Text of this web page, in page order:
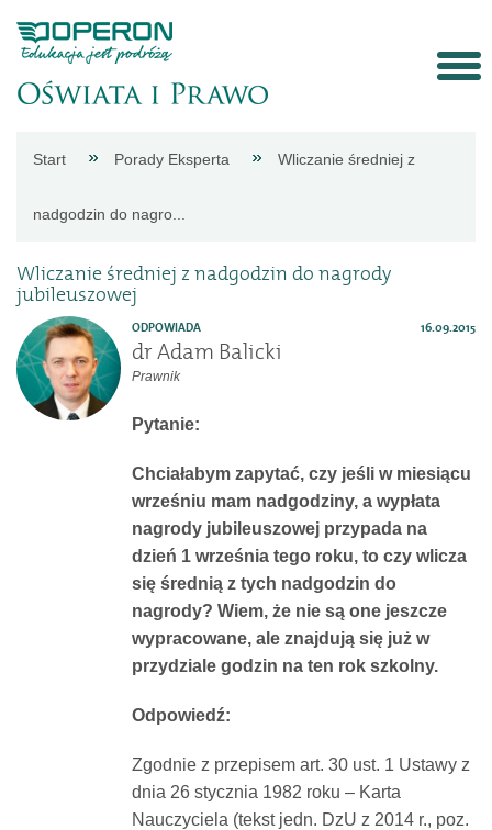
Aktualności
Porady
eksperta
Dokumenty
Start Porady Eksperta Wliczanie średniej z
nadgodzin do nagro...
Wliczanie średniej z nadgodzin do nagrody
jubileuszowej
ODPOWIADA 16.09.2015
dr Adam Balicki
Prawnik
Pytanie:
Chciałabym zapytać, czy jeśli w miesiącu
wrześniu mam nadgodziny, a wypłata
nagrody jubileuszowej przypada na
dzień 1 września tego roku, to czy wlicza
się średnią z tych nadgodzin do
nagrody? Wiem, że nie są one jeszcze
wypracowane, ale znajdują się już w
przydziale godzin na ten rok szkolny.
Odpowiedź:
Zgodnie z przepisem art. 30 ust. 1 Ustawy z
dnia 26 stycznia 1982 roku – Karta
Nauczyciela (tekst jedn. DzU z 2014 r., poz.